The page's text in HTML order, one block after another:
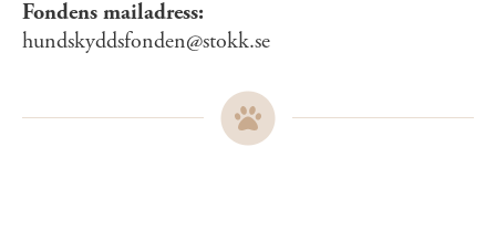
Fondens mailadress:
hundskyddsfonden@stokk.se